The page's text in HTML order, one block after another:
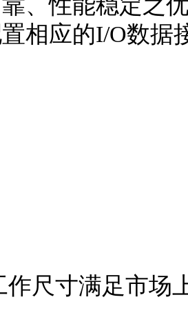
、性能稳定之
相应的I/O数据
尺寸满足市场